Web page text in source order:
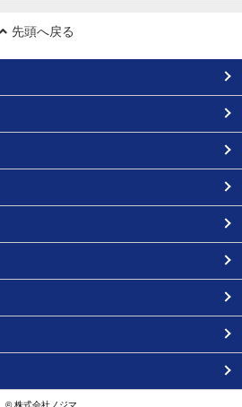
先頭へ戻る
© 株式会社ノジマ